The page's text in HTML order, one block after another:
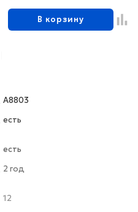
В корзину
A8803
есть
есть
2 год
12